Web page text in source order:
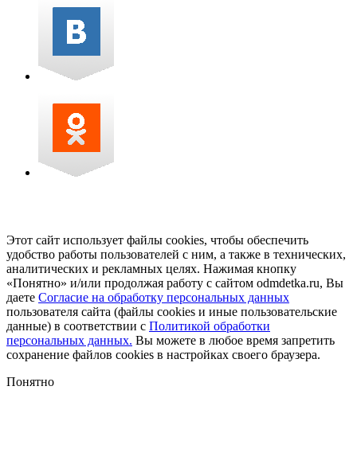
Этот сайт использует файлы cookies, чтобы обеспечить
удобство работы пользователей с ним, а также в технических,
аналитических и рекламных целях. Нажимая кнопку
«Понятно» и/или продолжая работу с сайтом odmdetka.ru, Вы
даете Согласие на обработку персональных данных
пользователя сайта (файлы cookies и иные пользовательские
данные) в соответствии с Политикой обработки
персональных данных. Вы можете в любое время запретить
сохранение файлов cookies в настройках своего браузера.
Понятно